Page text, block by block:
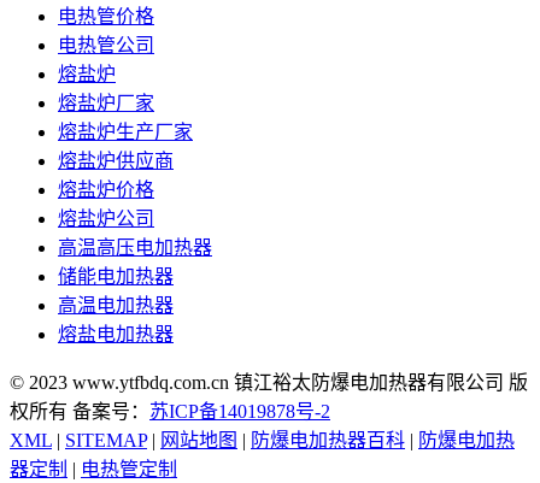
电热管价格
电热管公司
熔盐炉
熔盐炉厂家
熔盐炉生产厂家
熔盐炉供应商
熔盐炉价格
熔盐炉公司
高温高压电加热器
储能电加热器
高温电加热器
熔盐电加热器
© 2023 www.ytfbdq.com.cn 镇江裕太防爆电加热器有限公司 版
权所有 备案号： 苏ICP备14019878号-2
XML | SITEMAP| 网站地图 | 防爆电加热器百科 | 防爆电加热
器定制 | 电热管定制